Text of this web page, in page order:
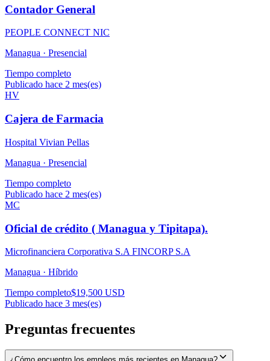
Contador General
PEOPLE CONNECT NIC
Managua · Presencial
Tiempo completo
Publicado hace 2 mes(es)
HV
Cajera de Farmacia
Hospital Vivian Pellas
Managua · Presencial
Tiempo completo
Publicado hace 2 mes(es)
MC
Oficial de crédito ( Managua y Tipitapa).
Microfinanciera Corporativa S.A FINCORP S.A
Managua · Híbrido
Tiempo completo$19,500 USD
Publicado hace 3 mes(es)
Preguntas frecuentes